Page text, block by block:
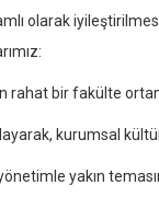
olarak
rahat bir fakülte
kurumsal
yakın